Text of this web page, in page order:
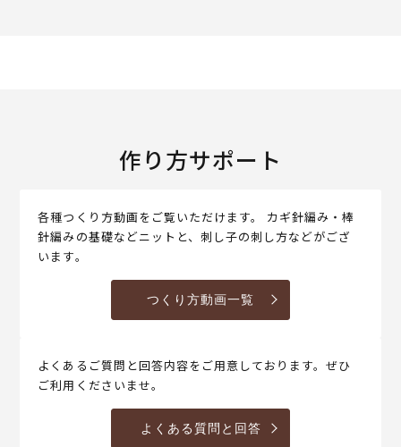
作り方サポート
各種つくり方動画をご覧いただけます。 カギ針編み・棒
針編みの基礎などニットと、刺し子の刺し方などがござ
います。
つくり方動画一覧
よくあるご質問と回答内容をご用意しております。ぜひ
ご利用くださいませ。
よくある質問と回答